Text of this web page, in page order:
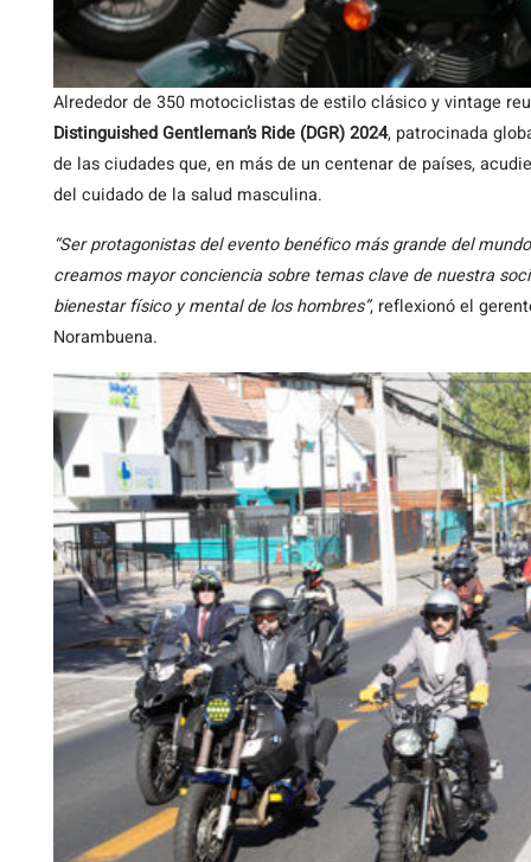
Alrededor de 350 motociclistas de estilo clásico y vintage
Distinguished Gentleman’s Ride (DGR) 2024, patrocinada
de las ciudades que, en más de un centenar de países,
del cuidado de la salud masculina.
“Ser protagonistas del evento benéfico más grande del
creamos mayor conciencia sobre temas clave de nuestra
bienestar físico y mental de los hombres”, reflexionó el
Norambuena.